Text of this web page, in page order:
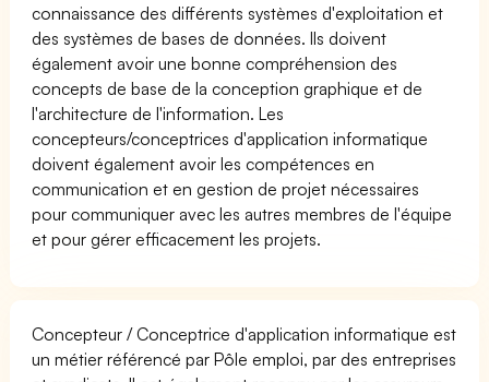
connaissance des différents systèmes d'exploitation et
des systèmes de bases de données. Ils doivent
également avoir une bonne compréhension des
concepts de base de la conception graphique et de
l'architecture de l'information. Les
concepteurs/conceptrices d'application informatique
doivent également avoir les compétences en
communication et en gestion de projet nécessaires
pour communiquer avec les autres membres de l'équipe
et pour gérer efficacement les projets.
Concepteur / Conceptrice d'application informatique est
un métier référencé par Pôle emploi, par des entreprises